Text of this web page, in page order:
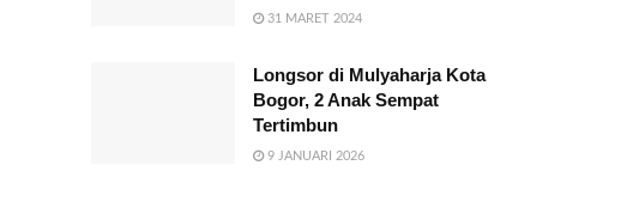
31 MARET 2024
Longsor di Mulyaharja Kota
Bogor, 2 Anak Sempat
Tertimbun
9 JANUARI 2026